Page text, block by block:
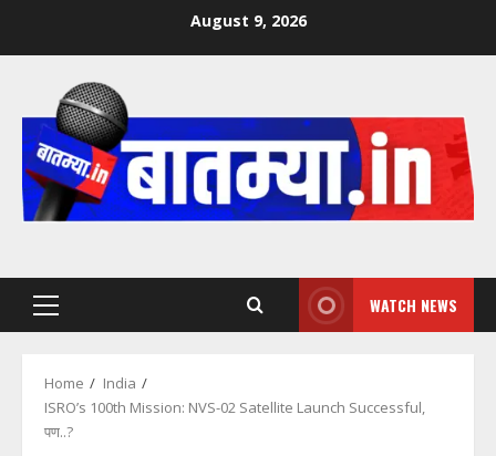
August 9, 2026
Primary
WATCH NEWS
Home
India
ISRO’s 100th Mission: NVS-02 Satellite Launch Successful,
पण..?